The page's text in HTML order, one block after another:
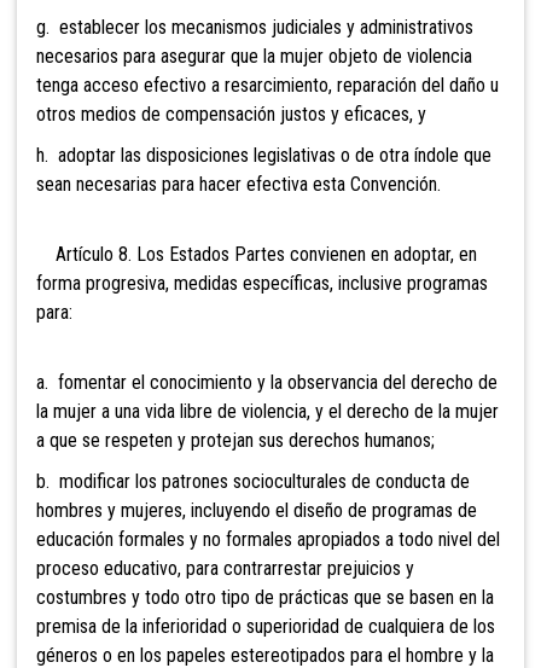
g. establecer los mecanismos judiciales y administrativos
necesarios para asegurar que la mujer objeto de violencia
tenga acceso efectivo a resarcimiento, reparación del daño u
otros medios de compensación justos y eficaces, y
h. adoptar las disposiciones legislativas o de otra índole que
sean necesarias para hacer efectiva esta Convención.
Artículo 8. Los Estados Partes convienen en adoptar, en
forma progresiva, medidas específicas, inclusive programas
para:
a. fomentar el conocimiento y la observancia del derecho de
la mujer a una vida libre de violencia, y el derecho de la mujer
a que se respeten y protejan sus derechos humanos;
b. modificar los patrones socioculturales de conducta de
hombres y mujeres, incluyendo el diseño de programas de
educación formales y no formales apropiados a todo nivel del
proceso educativo, para contrarrestar prejuicios y
costumbres y todo otro tipo de prácticas que se basen en la
premisa de la inferioridad o superioridad de cualquiera de los
géneros o en los papeles estereotipados para el hombre y la